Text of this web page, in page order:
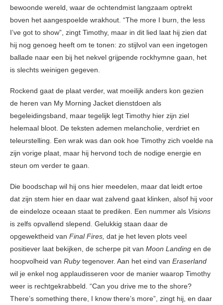
bewoonde wereld, waar de ochtendmist langzaam optrekt
boven het aangespoelde wrakhout. “The more I burn, the less
I’ve got to show”, zingt Timothy, maar in dit lied laat hij zien dat
hij nog genoeg heeft om te tonen: zo stijlvol van een ingetogen
ballade naar een bij het nekvel grijpende rockhymne gaan, het
is slechts weinigen gegeven.
Rockend gaat de plaat verder, wat moeilijk anders kon gezien
de heren van My Morning Jacket dienstdoen als
begeleidingsband, maar tegelijk legt Timothy hier zijn ziel
helemaal bloot. De teksten ademen melancholie, verdriet en
teleurstelling. Een wrak was dan ook hoe Timothy zich voelde na
zijn vorige plaat, maar hij hervond toch de nodige energie en
steun om verder te gaan.
Die boodschap wil hij ons hier meedelen, maar dat leidt ertoe
dat zijn stem hier en daar wat zalvend gaat klinken, alsof hij voor
de eindeloze oceaan staat te prediken. Een nummer als Visions
is zelfs opvallend slepend. Gelukkig staan daar de
opgewektheid van Final Fires, dat je het leven plots veel
positiever laat bekijken, de scherpe pit van Moon Landing en de
hoopvolheid van Rubytegenover. Aan het eind van Eraserland
wil je enkel nog applaudisseren voor de manier waarop Timothy
weer is rechtgekrabbeld. “Can you drive me to the shore?
There’s something there, I know there’s more”, zingt hij, en daar